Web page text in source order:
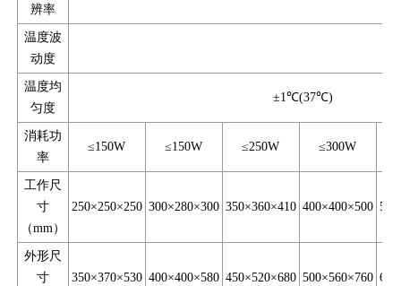
辨率
温度波
动度
温度均
匀度
±1℃(37℃)
消耗功
率
≤150W ≤150W ≤250W ≤300W
工作尺
寸
（mm）
250×250×250 300×280×300 350×360×410 400×400×500
外形尺
寸
350×370×530 400×400×580 450×520×680 500×560×760